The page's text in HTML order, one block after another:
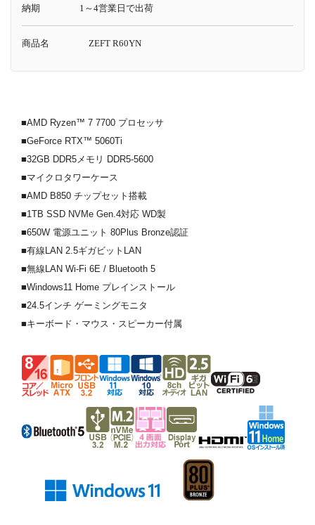
納期 1～4営業日で出荷
商品名 ZEFT R60YN
■AMD Ryzen™ 7 7700 プロセッサ
■GeForce RTX™ 5060Ti
■32GB DDR5メモリ DDR5-5600
■マイクロタワーケース
■AMD B850 チップセット搭載
■1TB SSD NVMe Gen.4対応 WD製
■650W 電源ユニット 80Plus Bronze認証
■有線LAN 2.5ギガビットLAN
■無線LAN Wi-Fi 6E / Bluetooth 5
■Windows11 Home プレインストール
■24.5インチ ゲーミングモニタ
■キーボード・マウス・スピーカー付属